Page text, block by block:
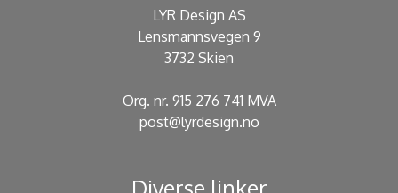
LYR Design AS
Lensmannsvegen 9
3732 Skien
Org. nr. 915 276 741 MVA
post@lyrdesign.no